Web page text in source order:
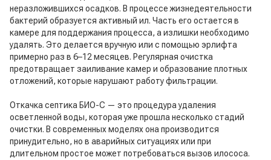
неразложившихся осадков. В процессе жизнедеятельности
бактерий образуется активный ил. Часть его остается в
камере для поддержания процесса, а излишки необходимо
удалять. Это делается вручную или с помощью эрлифта
примерно раз в 6–12 месяцев. Регулярная очистка
предотвращает заиливание камер и образование плотных
отложений, которые нарушают работу фильтрации.
Откачка септика БИО-С — это процедура удаления
осветленной воды, которая уже прошла несколько стадий
очистки. В современных моделях она производится
принудительно, но в аварийных ситуациях или при
длительном простое может потребоваться вызов илососа.